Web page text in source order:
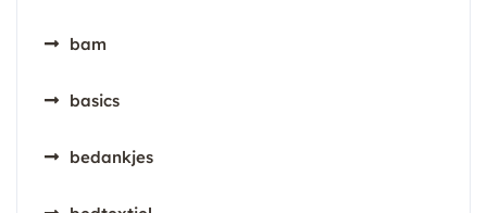
bam
basics
bedankjes